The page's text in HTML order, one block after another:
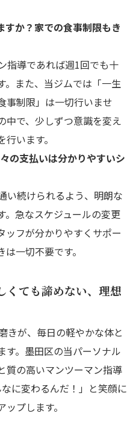
すか？家での食事制限もき
指導であれば週1回でも十
。また、当ジムでは「一生
事制限」は一切行いませ
中で、少しずつ意識を変え
います。
の支払いは分かりやすいシ
い続けられるよう、明朗な
。急なスケジュールの変更
ッフが分かりやすくサポー
一切不要です。
くても諦めない、理想
きが、毎日の軽やかな体と
す。墨田区の当パーソナル
質の高いマンツーマン指導
に変わるんだ！」と笑顔に
プします。